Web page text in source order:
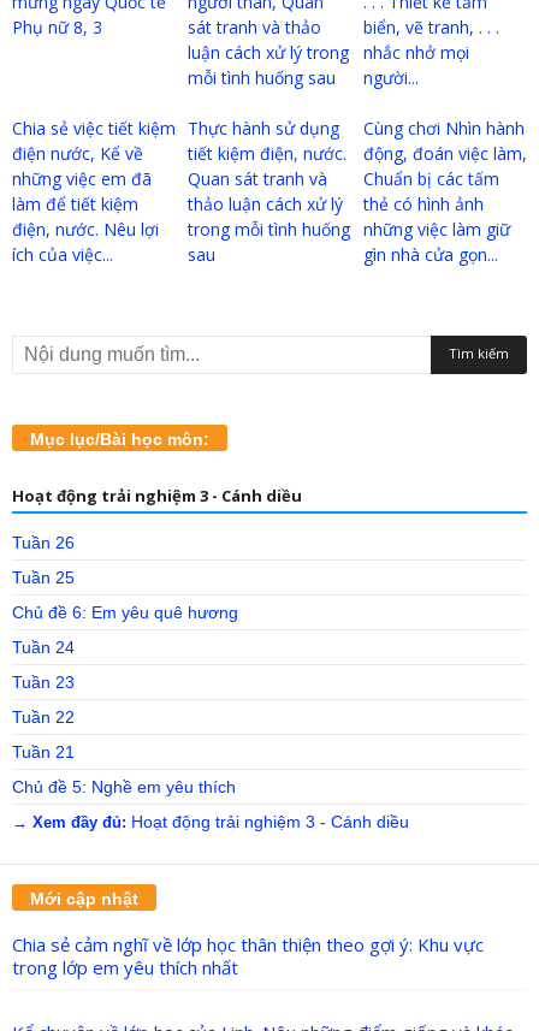
Phụ nữ 8, 3
sát tranh và thảo
luận cách xử lý trong
mỗi tình huống sau
biển, vẽ tranh, . . .
nhắc nhở mọi
người...
Chia sẻ việc tiết kiệm
điện nước, Kể về
những việc em đã
làm để tiết kiệm
điện, nước. Nêu lợi
ích của việc...
Thực hành sử dụng
tiết kiệm điện, nước.
Quan sát tranh và
thảo luận cách xử lý
trong mỗi tình huống
sau
Cùng chơi Nhìn hành
động, đoán việc làm,
Chuẩn bị các tấm
thẻ có hình ảnh
những việc làm giữ
gìn nhà cửa gọn...
Mục lục/Bài học môn:
Hoạt động trải nghiệm 3 - Cánh diều
Tuần 26
Tuần 25
Chủ đề 6: Em yêu quê hương
Tuần 24
Tuần 23
Tuần 22
Tuần 21
Chủ đề 5: Nghề em yêu thích
→ Xem đầy đủ: Hoạt động trải nghiệm 3 - Cánh diều
Mới cập nhật
Chia sẻ cảm nghĩ về lớp học thân thiện theo gợi ý: Khu vực
trong lớp em yêu thích nhất